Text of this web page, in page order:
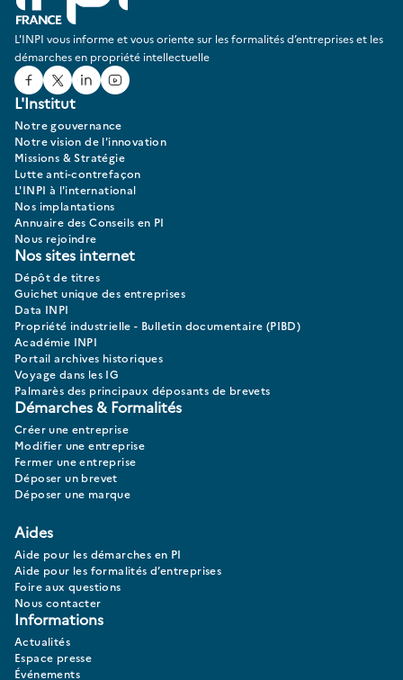
L'INPI vous informe et vous oriente sur les formalités d’entreprises et les
démarches en propriété intellectuelle
Facebook
TwitterLinked In
Youtube
L'Institut
Notre gouvernance
Notre vision de l'innovation
Missions & Stratégie
Lutte anti-contrefaçon
L'INPI à l'international
Nos implantations
Annuaire des Conseils en PI
Nous rejoindre
Nos sites internet
Dépôt de titres
Guichet unique des entreprises
Data INPI
Propriété industrielle - Bulletin documentaire (PIBD)
Académie INPI
Portail archives historiques
Voyage dans les IG
Palmarès des principaux déposants de brevets
Démarches & Formalités
Créer une entreprise
Modifier une entreprise
Fermer une entreprise
Déposer un brevet
Déposer une marque
Aides
Aide pour les démarches en PI
Aide pour les formalités d’entreprises
Foire aux questions
Nous contacter
Informations
Actualités
Espace presse
Événements